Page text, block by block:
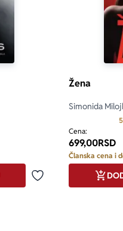
Dodaj u omiljene
Žena
Simonida
Cena:
699,00RSD
Članska cena i